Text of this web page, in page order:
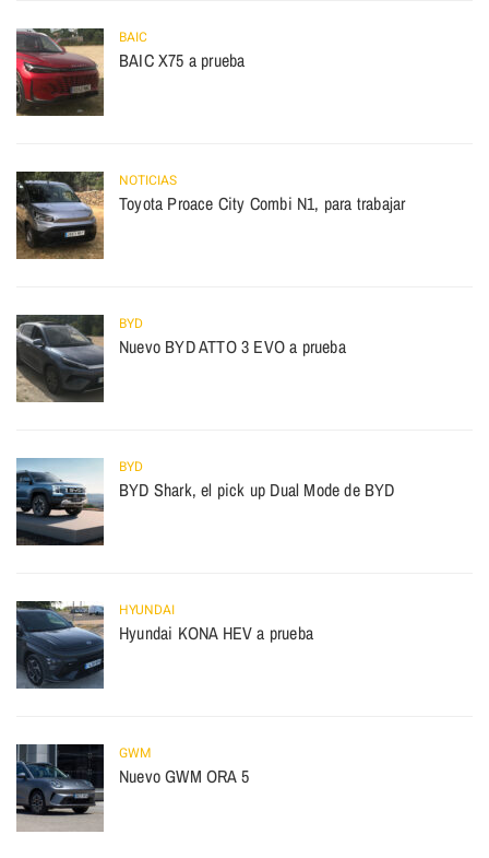
BAIC
BAIC X75 a prueba
NOTICIAS
Toyota Proace City Combi N1, para trabajar
BYD
Nuevo BYD ATTO 3 EVO a prueba
BYD
BYD Shark, el pick up Dual Mode de BYD
HYUNDAI
Hyundai KONA HEV a prueba
GWM
Nuevo GWM ORA 5